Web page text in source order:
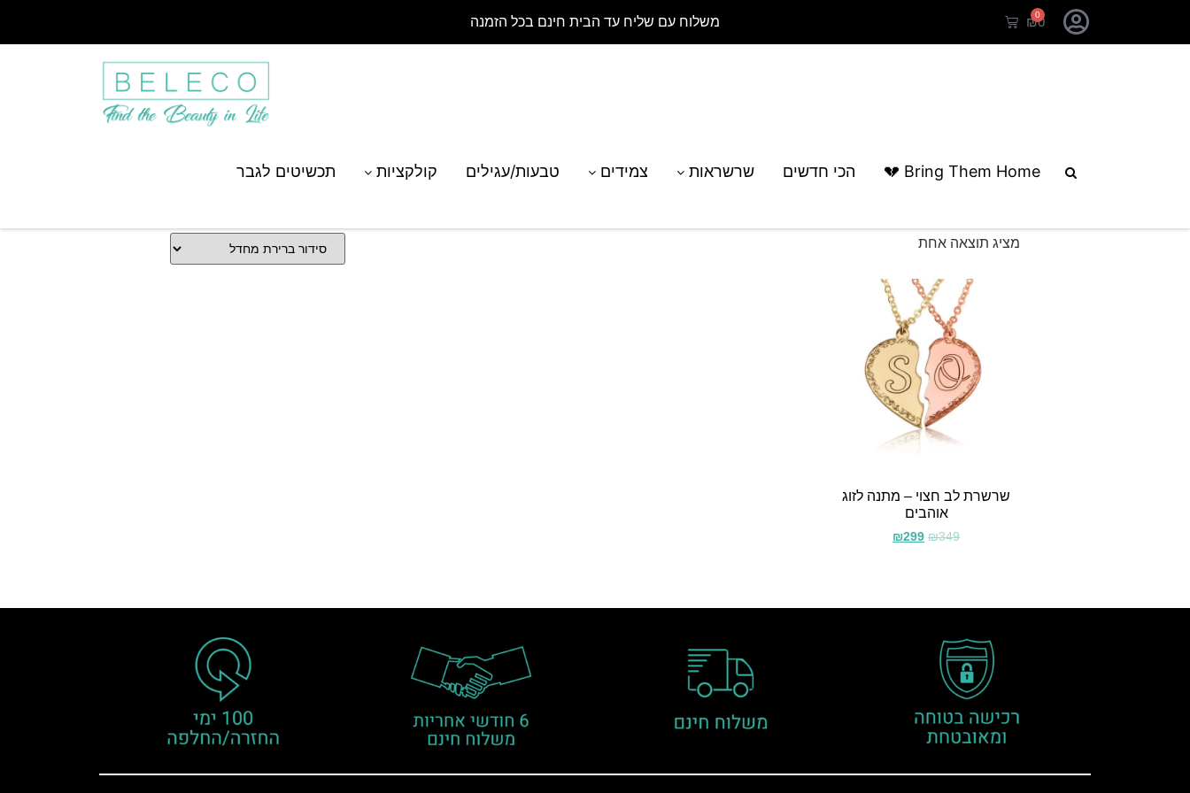
₪0
0 משלוח עם שליח עד הבית חינם בכל הזמנה
Bring Them Home 💔 הכי חדשים שרשראות צמידים טבעות/עגילים קולקציות תכשיטים לגבר עמוד הבית/ מוצרים המתויגים “right heart chain”
מציג תוצאה אחת
שרשרת לב חצוי – מתנה לזוג
אוהבים
₪349
₪299